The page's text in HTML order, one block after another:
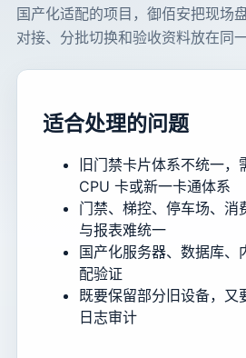
国产化适配的项目，御佰安把现场
对接、分批切换和验收资料放在同
适合处理的问题
旧门禁卡片体系不统一，
CPU 卡或新一卡通体系
门禁、梯控、停车场、消
与报表难统一
国产化服务器、数据库、
配验证
既要保留部分旧设备，又
日志审计